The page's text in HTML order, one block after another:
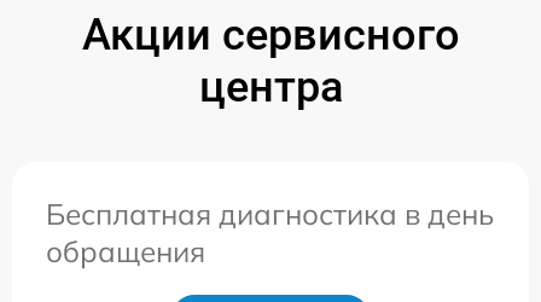
Акции сервисного
центра
Бесплатная диагностика в день
обращения